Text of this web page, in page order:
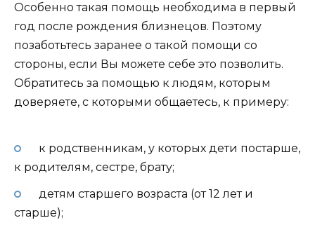
Особенно такая помощь необходима в первый
год после рождения близнецов. Поэтому
позаботьтесь заранее о такой помощи со
стороны, если Вы можете себе это позволить.
Обратитесь за помощью к людям, которым
доверяете, с которыми общаетесь, к примеру:
к родственникам, у которых дети постарше,
к родителям, сестре, брату;
детям старшего возраста (от 12 лет и
старше);